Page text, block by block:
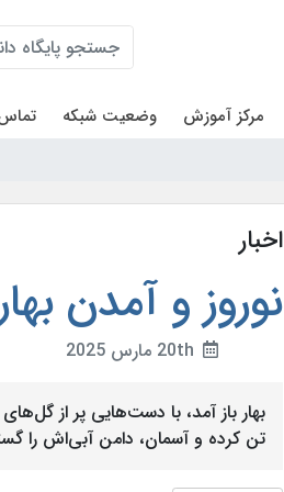
مرکز آموزش وضعیت شبکه
اخبار
نوروز و آمدن بهار 1404 فرخ
بهار باز آمد، با دست‌هایی پر از
تن کرده و آسمان، دامن آبی‌اش را